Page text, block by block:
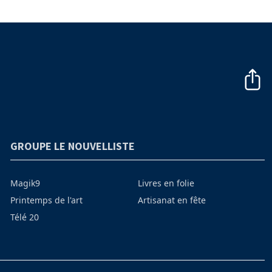
GROUPE LE NOUVELLISTE
Magik9
Printemps de l'art
Télé 20
Livres en folie
Artisanat en fête